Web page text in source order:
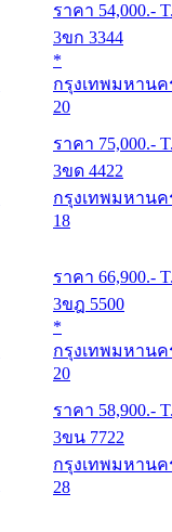
ราคา 54,000.-
3ขก 3344
*
กรุงเทพมหานค
20
ราคา 75,000.-
3ขด 4422
กรุงเทพมหานค
18
ราคา 66,900.-
3ขฎ 5500
*
กรุงเทพมหานค
20
ราคา 58,900.-
3ขน 7722
กรุงเทพมหานค
28